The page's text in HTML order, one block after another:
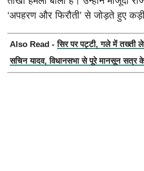
‘अपहरण और फिरौती’ से जोड़ते हुए कड़ी
Also Read -सिर पर पट्टी, गले में तख्ती
सचिन यादव, विधानसभा से पूरे मानसून सत्र